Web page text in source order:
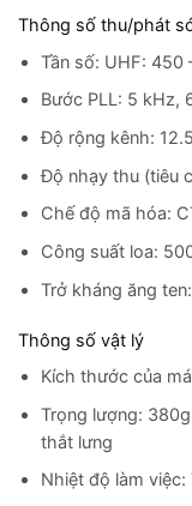
Thông số thu/phát
Tần số: UHF: 450
Bước PLL: 5 kHz,
Độ rộng kênh:
Độ nhạy thu (tiêu
Chế độ mã hóa:
Công suất loa:
Trở kháng ăng
Thông số vật lý
Kích thước của
Trọng lượng:
thắt lưng
Nhiệt độ làm